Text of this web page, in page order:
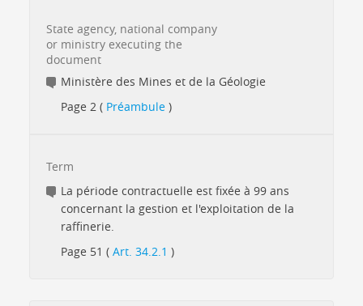
State agency, national company
or ministry executing the
document
Ministère des Mines et de la Géologie
Page 2 ( Préambule )
Term
La période contractuelle est fixée à 99 ans
concernant la gestion et l'exploitation de la
raffinerie.
Page 51 ( Art. 34.2.1 )